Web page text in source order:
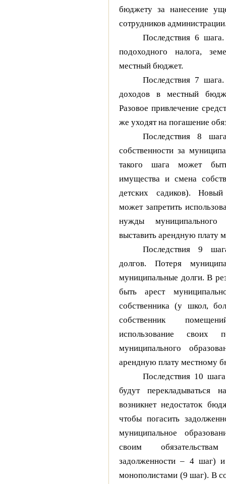
бюджету за нанесение
сотрудников
Последствия 6
подоходного налога,
местный бюджет.
Последствия 7
доходов в местный
Разовое привлечение
же уходят на погашение
Последствия 8
собственности за
такого шага может
имущества и смена
детских садиков).
может запретить
нужды
выставить арендную плату
Последствия 9
долгов. Потеря
муниципальные долги. В
быть арест
собственника (у школ,
собственник
использование
муниципального
арендную плату местному
Последствия 10
будут перекладываться
возникнет недостаток
чтобы погасить
муниципальное
своим
задолженности – 4 шаг) и
монополистами (9 шаг). В